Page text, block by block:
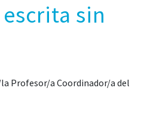
sin
Profesor/a Coordinador/a del